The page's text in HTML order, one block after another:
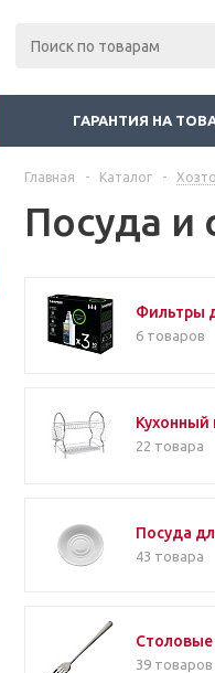
ГАРАНТИЯ НА
Главная - Каталог -
Посуда и
Фильтры
6 товаров
Кухонный
22 товара
Посуда
43 товара
39 товаров